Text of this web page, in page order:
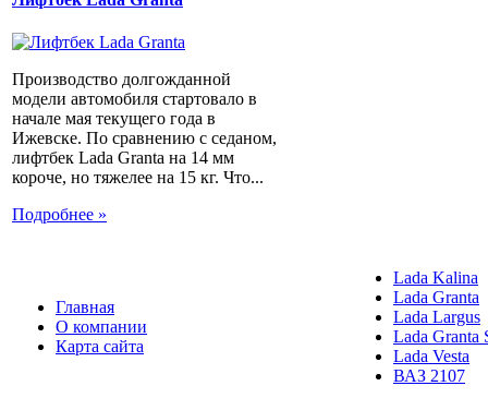
Производство долгожданной
модели автомобиля стартовало в
начале мая текущего года в
Ижевске. По сравнению с седаном,
лифтбек Lada Granta на 14 мм
короче, но тяжелее на 15 кг. Что...
Подробнее »
Главная
О компании
Карта сайта
Lada Kalina
Lada Granta
Lada Largus
Lada Granta
Lada Vesta
ВАЗ 2107